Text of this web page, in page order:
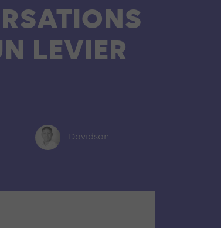
LEVIER
Davidson